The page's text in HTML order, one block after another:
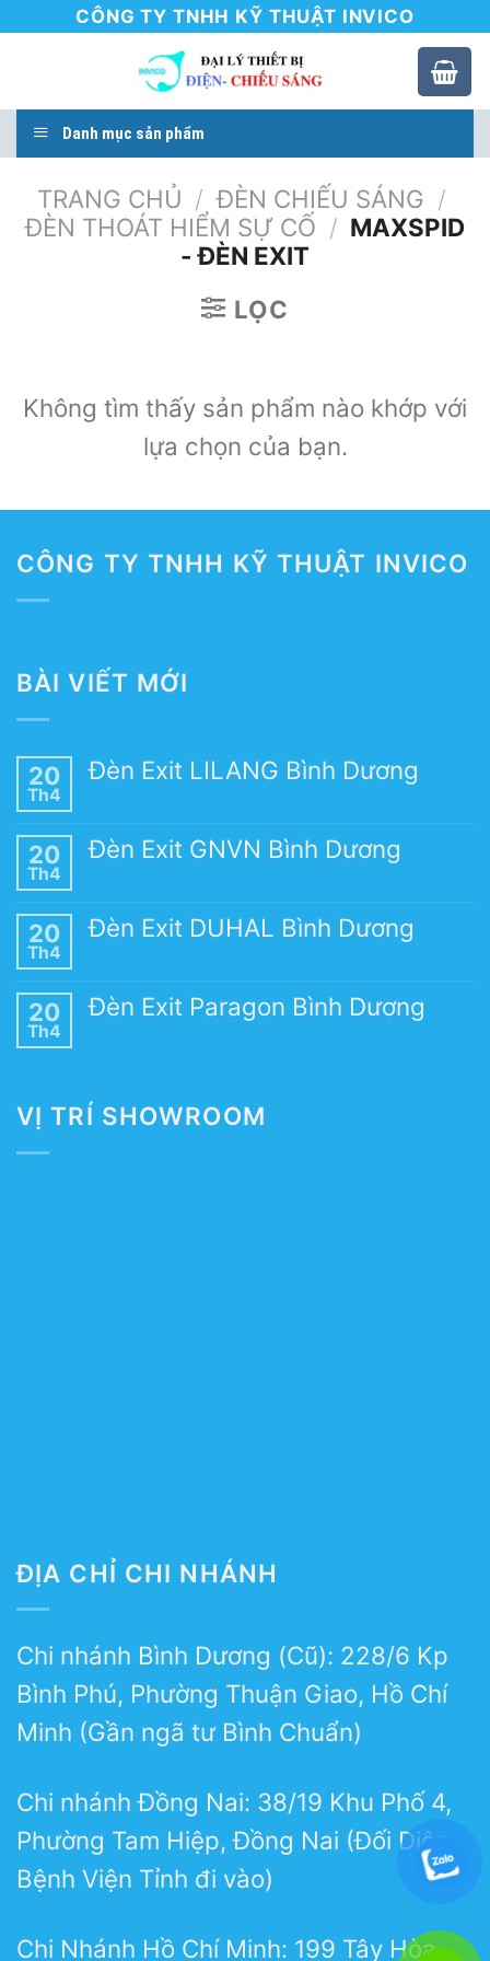
CÔNG TY TNHH KỸ THUẬT INVICO
Danh mục sản phẩm
TRANG CHỦ / ĐÈN CHIẾU SÁNG /
ĐÈN THOÁT HIỂM SỰ CỐ / MAXSPID
- ĐÈN EXIT
LỌC
Không tìm thấy sản phẩm nào khớp với
lựa chọn của bạn.
CÔNG TY TNHH KỸ THUẬT INVICO
BÀI VIẾT MỚI
20
Th4
Đèn Exit LILANG Bình Dương
20
Th4
Đèn Exit GNVN Bình Dương
20
Th4
Đèn Exit DUHAL Bình Dương
20
Th4
Đèn Exit Paragon Bình Dương
VỊ TRÍ SHOWROOM
ĐỊA CHỈ CHI NHÁNH
Chi nhánh Bình Dương (Cũ): 228/6 Kp
Bình Phú, Phường Thuận Giao, Hồ Chí
Minh (Gần ngã tư Bình Chuẩn)
Chi nhánh Đồng Nai: 38/19 Khu Phố 4,
Phường Tam Hiệp, Đồng Nai (Đối Diện
Bệnh Viện Tỉnh đi vào)
Chi Nhánh Hồ Chí Minh: 199 Tây Hòa,